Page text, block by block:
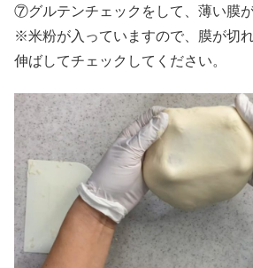
⑦グルテンチェックをして、薄い膜
※米粉が入っていますので、膜が切
伸ばしてチェックしてください。